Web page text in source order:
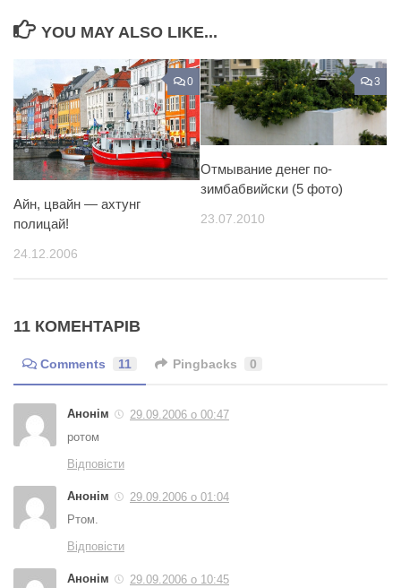
YOU MAY ALSO LIKE...
0
Айн, цвайн — ахтунг
полицай!
24.12.2006
3
Отмывание денег по-
зимбабвийски (5 фото)
23.07.2010
11 КОМЕНТАРІВ
Comments 11 Pingbacks 0
Анонім
29.09.2006 о 00:47
ротом
Відповісти
Анонім
29.09.2006 о 01:04
Ртом.
Відповісти
Анонім
29.09.2006 о 10:45